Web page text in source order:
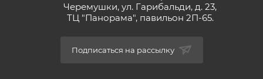
Черемушки, ул. Гарибальди, д. 23,
ТЦ "Панорама", павильон 2П-65.
Подписаться на рассылку